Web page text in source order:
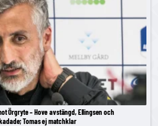
Örgryte – Hove avstängd, Ellingsen och
Tomas ej matchklar